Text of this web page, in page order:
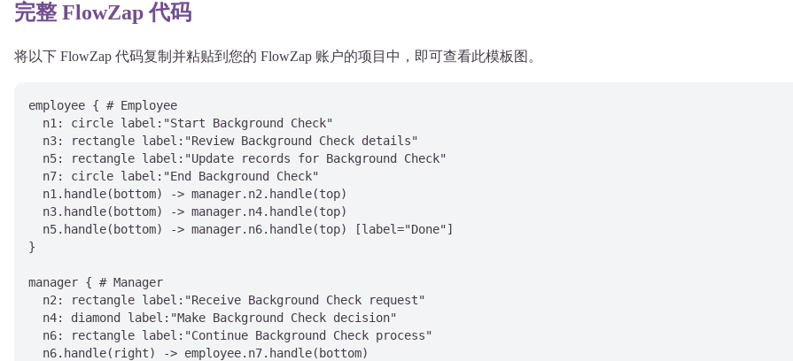
完整 FlowZap 代码
将以下 FlowZap 代码复制并粘贴到您的 FlowZap 账户的项目中，即可查看此模板图。
employee { # Employee
  n1: circle label:"Start Background Check"
  n3: rectangle label:"Review Background Check details"
  n5: rectangle label:"Update records for Background Check"
  n7: circle label:"End Background Check"
  n1.handle(bottom) -> manager.n2.handle(top)
  n3.handle(bottom) -> manager.n4.handle(top)
  n5.handle(bottom) -> manager.n6.handle(top) [label="Done"]
}
manager { # Manager
  n2: rectangle label:"Receive Background Check request"
  n4: diamond label:"Make Background Check decision"
  n6: rectangle label:"Continue Background Check process"
  n6.handle(right) -> employee.n7.handle(bottom)